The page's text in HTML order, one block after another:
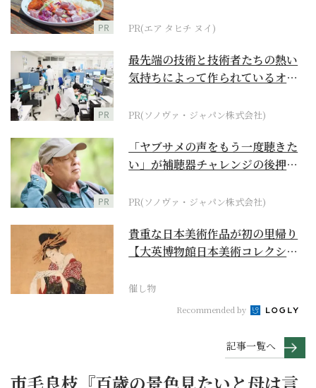
PR PR(エア タヒチ ヌイ)
PR
最先端の技術と技術者たちの熱い
気持ちによって作られているオー
PR(ソノヴァ・ジャパン株式会社)
PR
「ヤブサメの声をもう一度聴きた
い」が補聴器チャレンジの後押し
PR(ソノヴァ・ジャパン株式会社)
貴重な日本美術作品が初の里帰り
【大英博物館日本美術コレクショ
催し物
Recommended by
記事一覧へ
市毛良枝『百歳の景色見たいと母は言